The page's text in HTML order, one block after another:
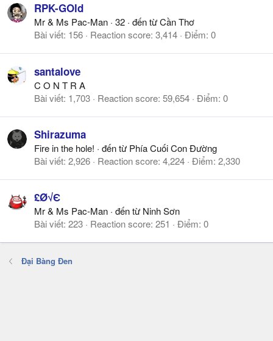
RPK-GOld
Mr & Ms Pac-Man · 32 · đến từCần Thơ
Bài viết 156 Reaction score 3,414 Điểm 0
santalove
C O N T R A
Bài viết 1,703 Reaction score 59,654 Điểm 0
Shirazuma
Fire in the hole! · đến từ Phía Cuối Con Đường
Bài viết 2,926 Reaction score 4,224 Điểm 2,330
£Ø√Є
Mr & Ms Pac-Man · đến từ Ninh Sơn
Bài viết 223 Reaction score 251 Điểm 0
Đại Bàng Đen